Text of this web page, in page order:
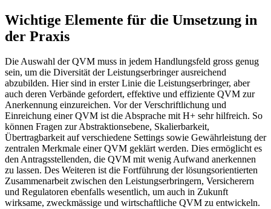
Wichtige Elemente für die Umsetzung in
der Praxis
Die Auswahl der QVM muss in jedem Handlungsfeld gross genug
sein, um die Diversität der Leistungserbringer ausreichend
abzubilden. Hier sind in erster Linie die Leistungserbringer, aber
auch deren Verbände gefordert, effektive und effiziente QVM zur
Anerkennung einzureichen. Vor der Verschriftlichung und
Einreichung einer QVM ist die Absprache mit H+ sehr hilfreich. So
können Fragen zur Abstraktionsebene, Skalierbarkeit,
Übertragbarkeit auf verschiedene Settings sowie Gewährleistung der
zentralen Merkmale einer QVM geklärt werden. Dies ermöglicht es
den Antragsstellenden, die QVM mit wenig Aufwand anerkennen
zu lassen. Des Weiteren ist die Fortführung der lösungsorientierten
Zusammenarbeit zwischen den Leistungserbringern, Versicherern
und Regulatoren ebenfalls wesentlich, um auch in Zukunft
wirksame, zweckmässige und wirtschaftliche QVM zu entwickeln.